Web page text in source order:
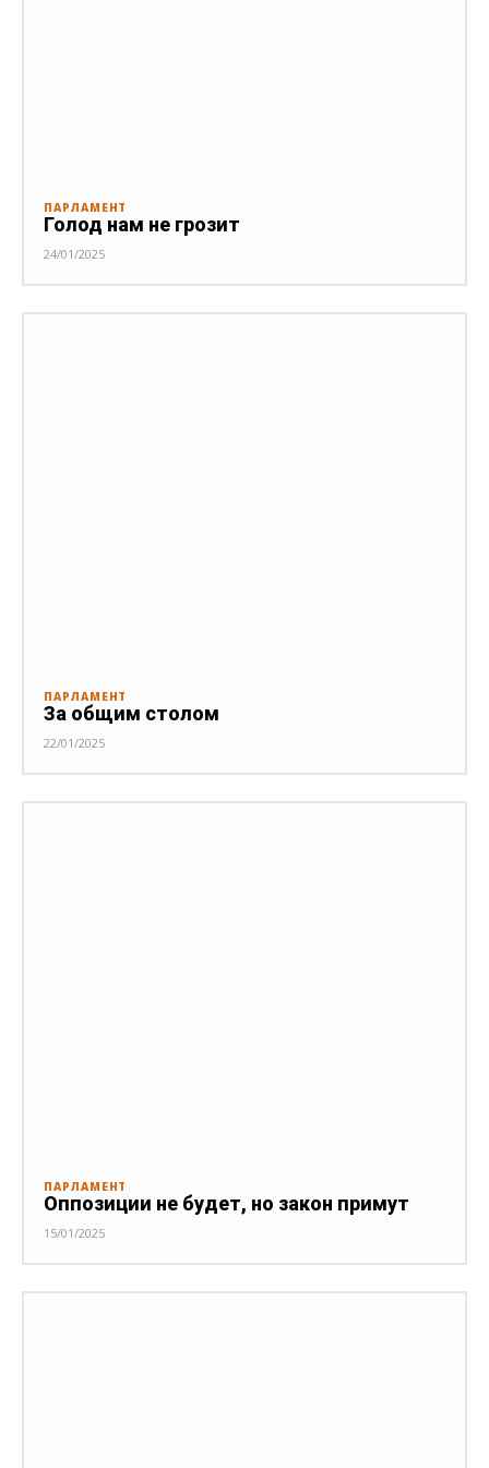
ПАРЛАМЕНТ
Голод нам не грозит
24/01/2025
ПАРЛАМЕНТ
За общим столом
22/01/2025
ПАРЛАМЕНТ
Оппозиции не будет, но закон примут
15/01/2025